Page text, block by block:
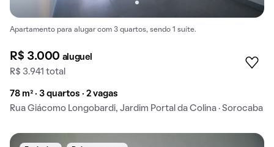
Apartamento para alugar com 3 quartos, sendo 1 suíte.
R$ 3.000 aluguel
R$ 3.941 total
78 m² · 3 quartos · 2 vagas
Rua Giácomo Longobardi, Jardim Portal da Colina · Sorocaba